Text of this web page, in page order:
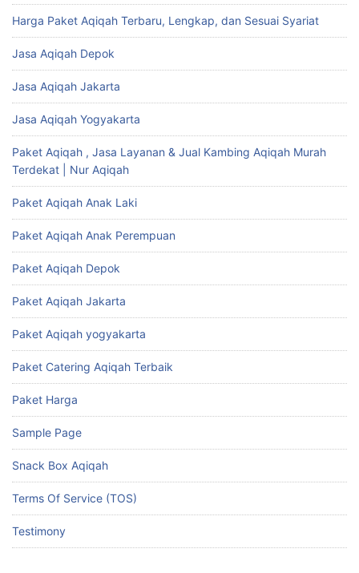
Harga Paket Aqiqah Terbaru, Lengkap, dan Sesuai Syariat
Jasa Aqiqah Depok
Jasa Aqiqah Jakarta
Jasa Aqiqah Yogyakarta
Paket Aqiqah , Jasa Layanan & Jual Kambing Aqiqah Murah
Terdekat | Nur Aqiqah
Paket Aqiqah Anak Laki
Paket Aqiqah Anak Perempuan
Paket Aqiqah Depok
Paket Aqiqah Jakarta
Paket Aqiqah yogyakarta
Paket Catering Aqiqah Terbaik
Paket Harga
Sample Page
Snack Box Aqiqah
Terms Of Service (TOS)
Testimony